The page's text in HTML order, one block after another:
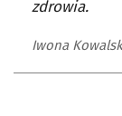
zdrowia.
Iwona